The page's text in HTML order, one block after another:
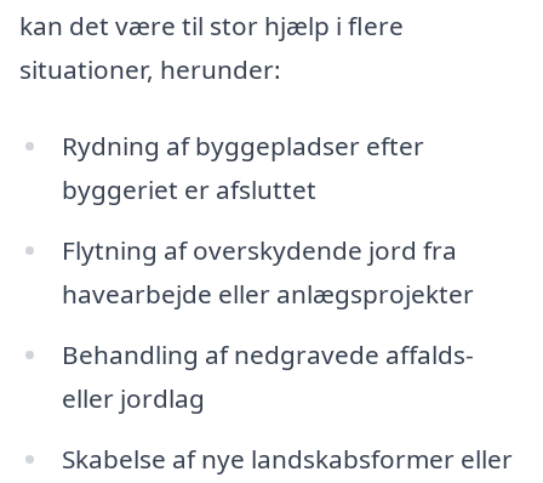
kan det være til stor hjælp i flere
situationer, herunder:
Rydning af byggepladser efter
byggeriet er afsluttet
Flytning af overskydende jord fra
havearbejde eller anlægsprojekter
Behandling af nedgravede affalds-
eller jordlag
Skabelse af nye landskabsformer eller